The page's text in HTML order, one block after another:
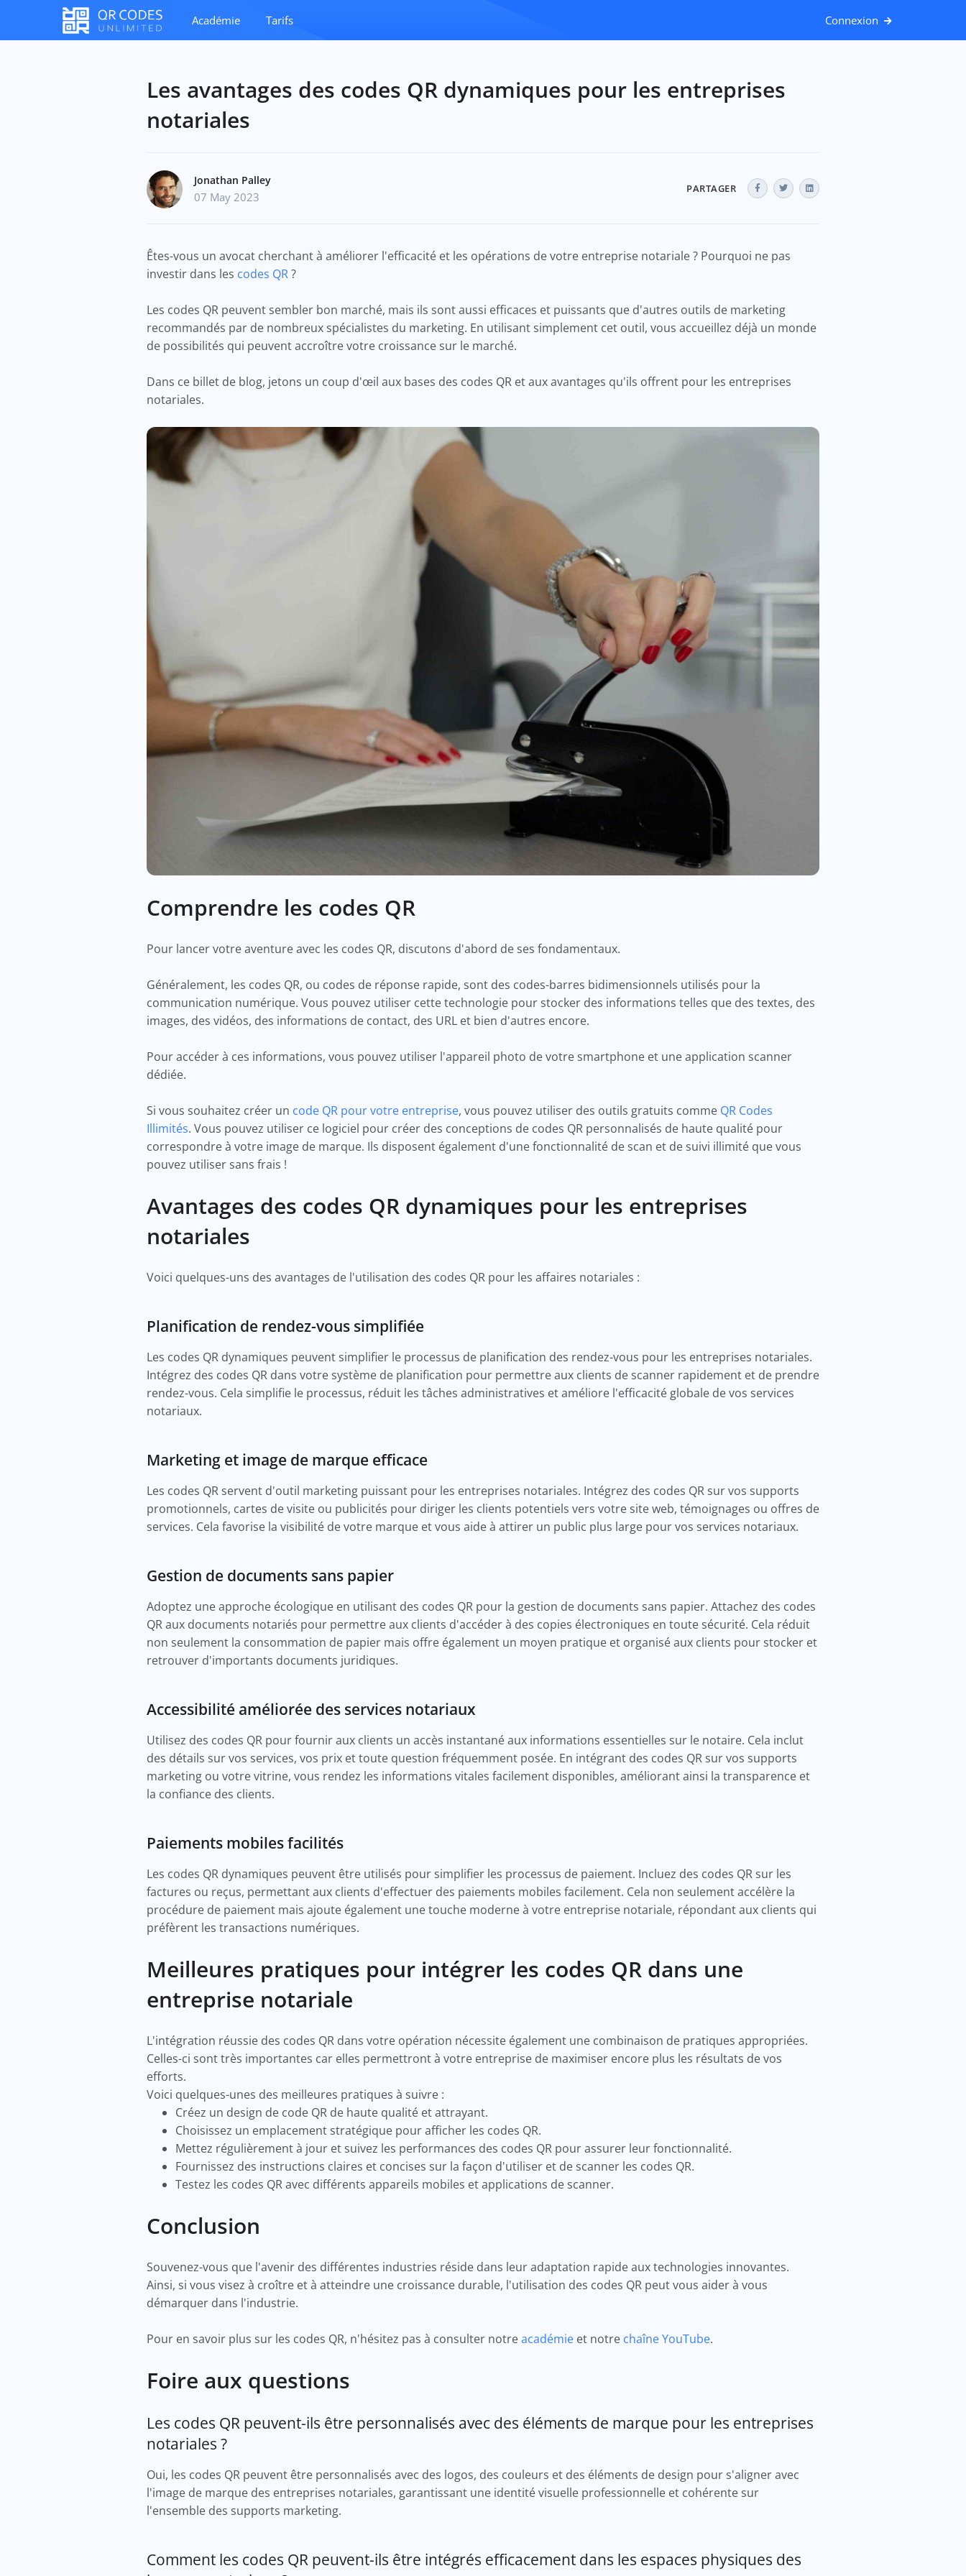
Académie Tarifs Connexion
Les avantages des codes QR dynamiques pour les entreprises
notariales
Jonathan Palley
07 May 2023
PARTAGER
Êtes-vous un avocat cherchant à améliorer l'efficacité et les opérations de votre entreprise notariale ? Pourquoi ne pas
investir dans les codes QR?
Les codes QR peuvent sembler bon marché, mais ils sont aussi efficaces et puissants que d'autres outils de marketing
recommandés par de nombreux spécialistes du marketing. En utilisant simplement cet outil, vous accueillez déjà un monde
de possibilités qui peuvent accroître votre croissance sur le marché.
Dans ce billet de blog, jetons un coup d'œil aux bases des codes QR et aux avantages qu'ils offrent pour les entreprises
notariales.
Comprendre les codes QR
Pour lancer votre aventure avec les codes QR, discutons d'abord de ses fondamentaux.
Généralement, les codes QR, ou codes de réponse rapide, sont des codes-barres bidimensionnels utilisés pour la
communication numérique. Vous pouvez utiliser cette technologie pour stocker des informations telles que des textes, des
images, des vidéos, des informations de contact, des URL et bien d'autres encore.
Pour accéder à ces informations, vous pouvez utiliser l'appareil photo de votre smartphone et une application scanner
dédiée.
Si vous souhaitez créer un code QR pour votre entreprise, vous pouvez utiliser des outils gratuits comme QR Codes
Illimités. Vous pouvez utiliser ce logiciel pour créer des conceptions de codes QR personnalisés de haute qualité pour
correspondre à votre image de marque. Ils disposent également d'une fonctionnalité de scan et de suivi illimité que vous
pouvez utiliser sans frais !
Avantages des codes QR dynamiques pour les entreprises
notariales
Voici quelques-uns des avantages de l'utilisation des codes QR pour les affaires notariales :
Planification de rendez-vous simplifiée
Les codes QR dynamiques peuvent simplifier le processus de planification des rendez-vous pour les entreprises notariales.
Intégrez des codes QR dans votre système de planification pour permettre aux clients de scanner rapidement et de prendre
rendez-vous. Cela simplifie le processus, réduit les tâches administratives et améliore l'efficacité globale de vos services
notariaux.
Marketing et image de marque efficace
Les codes QR servent d'outil marketing puissant pour les entreprises notariales. Intégrez des codes QR sur vos supports
promotionnels, cartes de visite ou publicités pour diriger les clients potentiels vers votre site web, témoignages ou offres de
services. Cela favorise la visibilité de votre marque et vous aide à attirer un public plus large pour vos services notariaux.
Gestion de documents sans papier
Adoptez une approche écologique en utilisant des codes QR pour la gestion de documents sans papier. Attachez des codes
QR aux documents notariés pour permettre aux clients d'accéder à des copies électroniques en toute sécurité. Cela réduit
non seulement la consommation de papier mais offre également un moyen pratique et organisé aux clients pour stocker et
retrouver d'importants documents juridiques.
Accessibilité améliorée des services notariaux
Utilisez des codes QR pour fournir aux clients un accès instantané aux informations essentielles sur le notaire. Cela inclut
des détails sur vos services, vos prix et toute question fréquemment posée. En intégrant des codes QR sur vos supports
marketing ou votre vitrine, vous rendez les informations vitales facilement disponibles, améliorant ainsi la transparence et
la confiance des clients.
Paiements mobiles facilités
Les codes QR dynamiques peuvent être utilisés pour simplifier les processus de paiement. Incluez des codes QR sur les
factures ou reçus, permettant aux clients d'effectuer des paiements mobiles facilement. Cela non seulement accélère la
procédure de paiement mais ajoute également une touche moderne à votre entreprise notariale, répondant aux clients qui
préfèrent les transactions numériques.
Meilleures pratiques pour intégrer les codes QR dans une
entreprise notariale
L'intégration réussie des codes QR dans votre opération nécessite également une combinaison de pratiques appropriées.
Celles-ci sont très importantes car elles permettront à votre entreprise de maximiser encore plus les résultats de vos
efforts.
Voici quelques-unes des meilleures pratiques à suivre :
Créez un design de code QR de haute qualité et attrayant.
Choisissez un emplacement stratégique pour afficher les codes QR.
Mettez régulièrement à jour et suivez les performances des codes QR pour assurer leur fonctionnalité.
Fournissez des instructions claires et concises sur la façon d'utiliser et de scanner les codes QR.
Testez les codes QR avec différents appareils mobiles et applications de scanner.
Conclusion
Souvenez-vous que l'avenir des différentes industries réside dans leur adaptation rapide aux technologies innovantes.
Ainsi, si vous visez à croître et à atteindre une croissance durable, l'utilisation des codes QR peut vous aider à vous
démarquer dans l'industrie.
Pour en savoir plus sur les codes QR, n'hésitez pas à consulter notreacadémie et notre chaîne YouTube.
Foire aux questions
Les codes QR peuvent-ils être personnalisés avec des éléments de marque pour les entreprises
notariales ?
Oui, les codes QR peuvent être personnalisés avec des logos, des couleurs et des éléments de design pour s'aligner avec
l'image de marque des entreprises notariales, garantissant une identité visuelle professionnelle et cohérente sur
l'ensemble des supports marketing.
Comment les codes QR peuvent-ils être intégrés efficacement dans les espaces physiques des